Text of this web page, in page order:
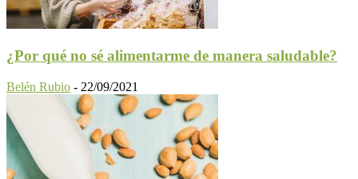
¿Por qué no sé alimentarme de manera saludable?
Belén Rubio - 22/09/2021